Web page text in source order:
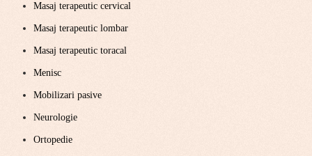
Masaj terapeutic cervical
Masaj terapeutic lombar
Masaj terapeutic toracal
Menisc
Mobilizari pasive
Neurologie
Ortopedie